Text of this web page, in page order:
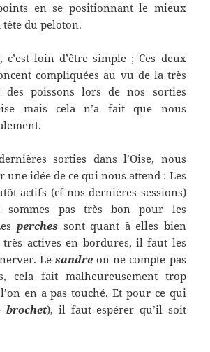
en se positionnant le mieux
tête du peloton.
loin d’être simple ; Ces deux
compliquées au vu de la très
des poissons lors de nos sorties
mais cela n’a fait que nous
sorties dans l’Oise, nous
une idée de ce qui nous attend : Les
actifs (cf nos dernières sessions)
sommes pas très bon pour les
perches sont quant à elles bien
très actives en bordures, il faut les
Lesandre on ne compte pas
cela fait malheureusement trop
en a pas touché. Et pour ce qui
brochet), il faut espérer qu’il soit